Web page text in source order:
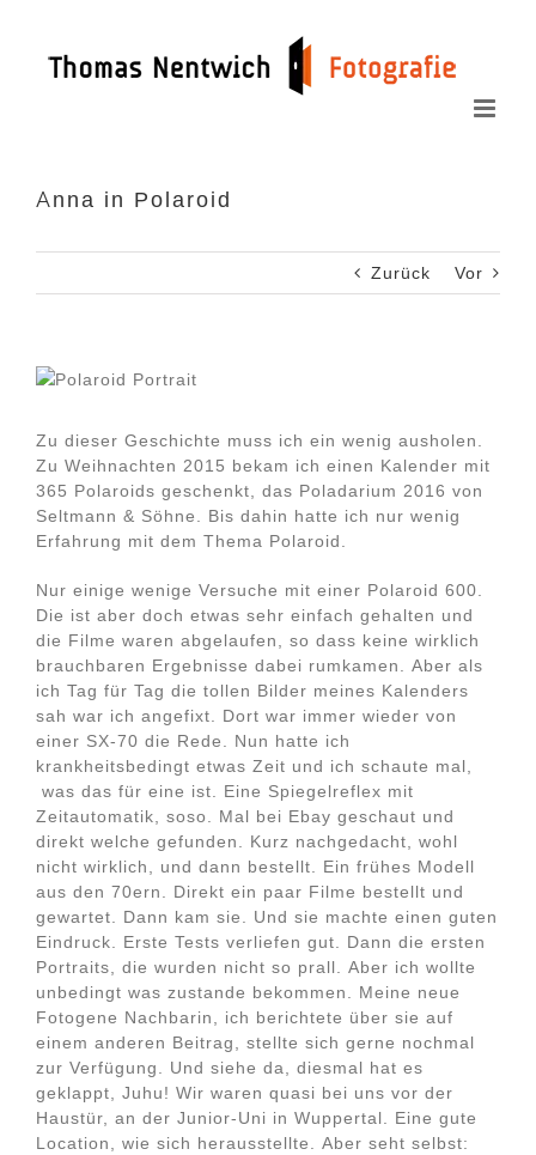
springen
Anna in Polaroid
Zurück Vor
Zu dieser Geschichte muss ich ein wenig ausholen.
Zu Weihnachten 2015 bekam ich einen Kalender mit
365 Polaroids geschenkt, das Poladarium 2016 von
Seltmann & Söhne. Bis dahin hatte ich nur wenig
Erfahrung mit dem Thema Polaroid.
Nur einige wenige Versuche mit einer Polaroid 600.
Die ist aber doch etwas sehr einfach gehalten und
die Filme waren abgelaufen, so dass keine wirklich
brauchbaren Ergebnisse dabei rumkamen. Aber als
ich Tag für Tag die tollen Bilder meines Kalenders
sah war ich angefixt. Dort war immer wieder von
einer SX-70 die Rede. Nun hatte ich
krankheitsbedingt etwas Zeit und ich schaute mal,
was das für eine ist. Eine Spiegelreflex mit
Zeitautomatik, soso. Mal bei Ebay geschaut und
direkt welche gefunden. Kurz nachgedacht, wohl
nicht wirklich, und dann bestellt. Ein frühes Modell
aus den 70ern. Direkt ein paar Filme bestellt und
gewartet. Dann kam sie. Und sie machte einen guten
Eindruck. Erste Tests verliefen gut. Dann die ersten
Portraits, die wurden nicht so prall. Aber ich wollte
unbedingt was zustande bekommen. Meine neue
Fotogene Nachbarin, ich berichtete über sie auf
einem anderen Beitrag, stellte sich gerne nochmal
zur Verfügung. Und siehe da, diesmal hat es
geklappt, Juhu! Wir waren quasi bei uns vor der
Haustür, an der Junior-Uni in Wuppertal. Eine gute
Location, wie sich herausstellte. Aber seht selbst: